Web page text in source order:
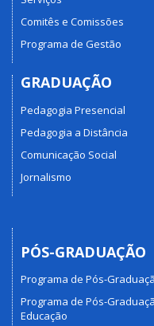
Comitês e Comissões
Programa de Gestão
GRADUAÇÃO
Pedagogia Presencial
Pedagogia a Distância
Comunicação Social
Jornalismo
PÓS-GRADUAÇÃO
Programa de Pós-
Programa de Pós-
Educação